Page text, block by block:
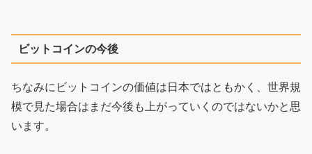
ビットコインの今後
ちなみにビットコインの価値は日本ではともかく、世界規
模で見た場合はまだ今後も上がっていくのではないかと思
います。